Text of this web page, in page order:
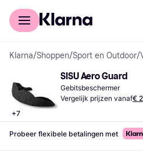
Voor shoppers
Klarna/Shoppen/Sport en Outdoor/
+7
SISU Aero Guard
Gebitsbeschermer
Vergelijk prijzen vanaf€
Probeer flexibele betalingen met